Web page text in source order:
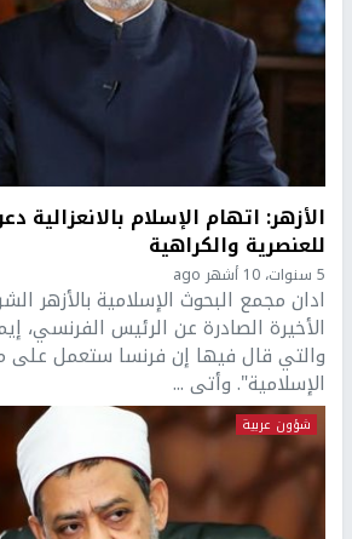
الأزهر: اتهام الإسلام بالانعزالية
للعنصرية والكراهية
5 سنوات، 10 أشهر ago
ادان مجمع البحوث الإسلامية بالأزهر
الأخيرة الصادرة عن الرئيس الفرنسي،
والتي قال فيها إن فرنسا ستعمل على
الإسلامية". وأتى ...
شؤون عربية